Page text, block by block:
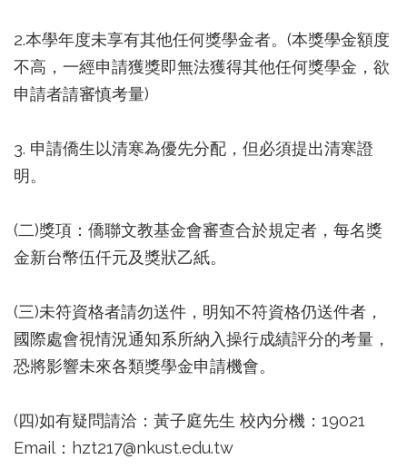
2.本學年度未享有其他任何獎學金者。(本獎學金額度
不高，一經申請獲獎即無法獲得其他任何獎學金，欲
申請者請審慎考量)
3. 申請僑生以清寒為優先分配，但必須提出清寒證
明。
(二)獎項：僑聯文教基金會審查合於規定者，每名獎
金新台幣伍仟元及獎狀乙紙。
(三)未符資格者請勿送件，明知不符資格仍送件者，
國際處會視情況通知系所納入操行成績評分的考量，
恐將影響未來各類獎學金申請機會。
(四)如有疑問請洽：黃子庭先生 校內分機：19021
Email：hzt217@nkust.edu.tw